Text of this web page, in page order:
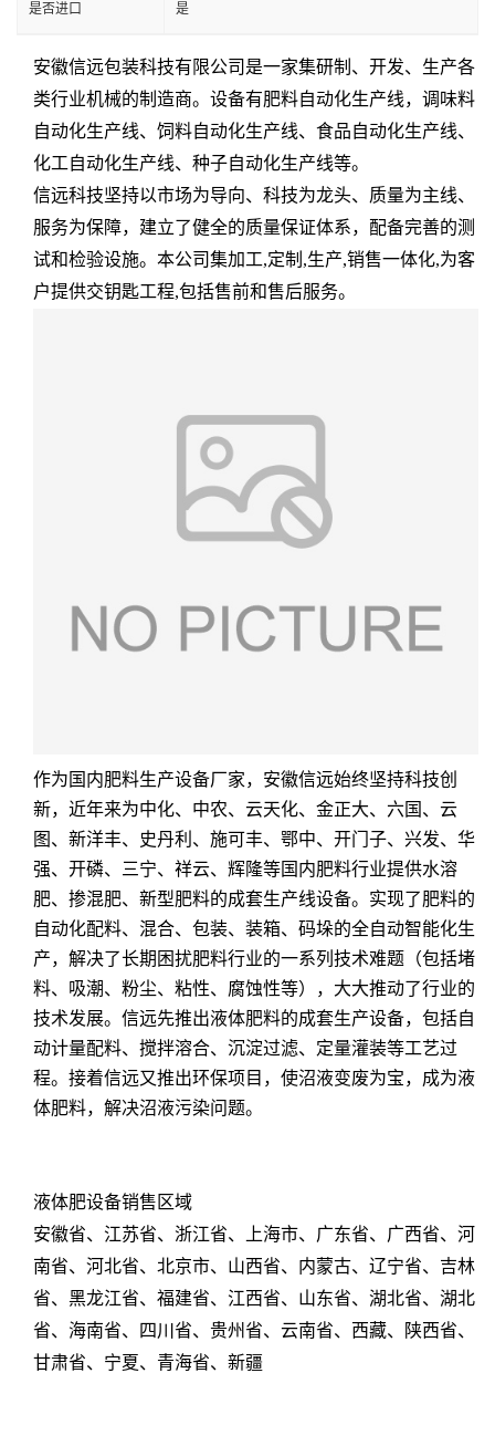
是否进口 是
安徽信远包装科技有限公司是一家集研制、开发、生产各
类行业机械的制造商。设备有肥料自动化生产线，调味料
自动化生产线、饲料自动化生产线、食品自动化生产线、
化工自动化生产线、种子自动化生产线等。
信远科技坚持以市场为导向、科技为龙头、质量为主线、
服务为保障，建立了健全的质量保证体系，配备完善的测
试和检验设施。本公司集加工,定制,生产,销售一体化,为客
户提供交钥匙工程,包括售前和售后服务。
作为国内肥料生产设备厂家，安徽信远始终坚持科技创
新，近年来为中化、中农、云天化、金正大、六国、云
图、新洋丰、史丹利、施可丰、鄂中、开门子、兴发、华
强、开磷、三宁、祥云、辉隆等国内肥料行业提供水溶
肥、掺混肥、新型肥料的成套生产线设备。实现了肥料的
自动化配料、混合、包装、装箱、码垛的全自动智能化生
产，解决了长期困扰肥料行业的一系列技术难题（包括堵
料、吸潮、粉尘、粘性、腐蚀性等），大大推动了行业的
技术发展。信远先推出液体肥料的成套生产设备，包括自
动计量配料、搅拌溶合、沉淀过滤、定量灌装等工艺过
程。接着信远又推出环保项目，使沼液变废为宝，成为液
体肥料，解决沼液污染问题。
液体肥设备销售区域
安徽省、江苏省、浙江省、上海市、广东省、广西省、河
南省、河北省、北京市、山西省、内蒙古、辽宁省、吉林
省、黑龙江省、福建省、江西省、山东省、湖北省、湖北
省、海南省、四川省、贵州省、云南省、西藏、陕西省、
甘肃省、宁夏、青海省、新疆